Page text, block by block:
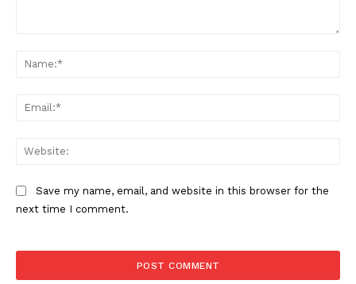
Save my name, email, and website in this browser for the
next time I comment.